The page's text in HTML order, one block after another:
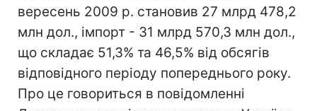
вересень 2009 р. становив 27 млрд 478,2
млн дол., імпорт - 31 млрд 570,3 млн дол.,
що складає 51,3% та 46,5% від обсягів
відповідного періоду попереднього року.
Про це говориться в повідомленні